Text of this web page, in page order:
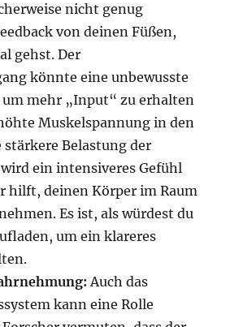
nicht genug
von deinen Füßen,
gehst. Der
könnte eine unbewusste
um mehr „Input“ zu erhalten
Muskelspannung in den
stärkere Belastung der
ein intensiveres Gefühl
hilft, deinen Körper im Raum
Es ist, als würdest du
um ein klareres
Auch das
kann eine Rolle